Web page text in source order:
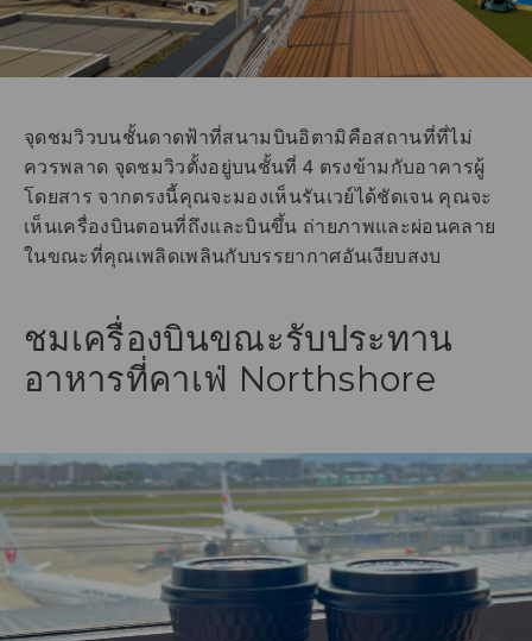
จุดชมวิวบนชั้นดาดฟ้าที่สนามบินอิตามิคือสถานที่ที่ไม่
ควรพลาด จุดชมวิวตั้งอยู่บนชั้นที่ 4 ตรงข้ามกับอาคารผู้
โดยสาร จากตรงนี้คุณจะมองเห็นรันเวย์ได้ชัดเจน คุณจะ
เห็นเครื่องบินตอนที่ถึงและบินขึ้น ถ่ายภาพและผ่อนคลาย
ในขณะที่คุณเพลิดเพลินกับบรรยากาศอันเงียบสงบ
ชมเครื่องบินขณะรับประทาน
อาหารที่คาเฟ่ Northshore